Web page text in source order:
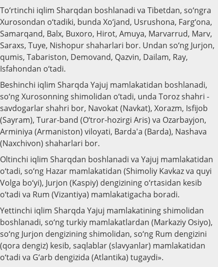
To‘rtinchi iqlim Sharqdan boshlanadi va Tibetdan, so‘ngra
Xurosondan o‘tadiki, bunda Xo‘jand, Usrushona, Farg‘ona,
Samarqand, Balx, Buxoro, Hirot, Amuya, Marvarrud, Marv,
Saraxs, Tuye, Nishopur shaharlari bor. Undan so‘ng Jurjon,
qumis, Tabariston, Demovand, Qazvin, Dailam, Ray,
Isfahondan o‘tadi.
Beshinchi iqlim Sharqda Yajuj mamlakatidan boshlanadi,
so‘ng Xurosonning shimolidan o‘tadi, unda Toroz shahri -
savdogarlar shahri bor, Navokat (Navkat), Xorazm, Isfijob
(Sayram), Turar-band (O‘tror-hozirgi Aris) va Ozarbayjon,
Arminiya (Armaniston) viloyati, Barda'a (Barda), Nashava
(Naxchivon) shaharlari bor.
Oltinchi iqlim Sharqdan boshlanadi va Yajuj mamlakatidan
o‘tadi, so‘ng Hazar mamlakatidan (Shimoliy Kavkaz va quyi
Volga bo‘yi), Jurjon (Kaspiy) dengizining o‘rtasidan kesib
o‘tadi va Rum (Vizantiya) mamlakatigacha boradi.
Yettinchi iqlim Sharqda Yajuj mamlakatining shimolidan
boshlanadi, so‘ng turkiy mamlakatlardan (Markaziy Osiyo),
so‘ng Jurjon dengizining shimolidan, so‘ng Rum dengizini
(qora dengiz) kesib, saqlablar (slavyanlar) mamlakatidan
o‘tadi va G‘arb dengizida (Atlantika) tugaydi».